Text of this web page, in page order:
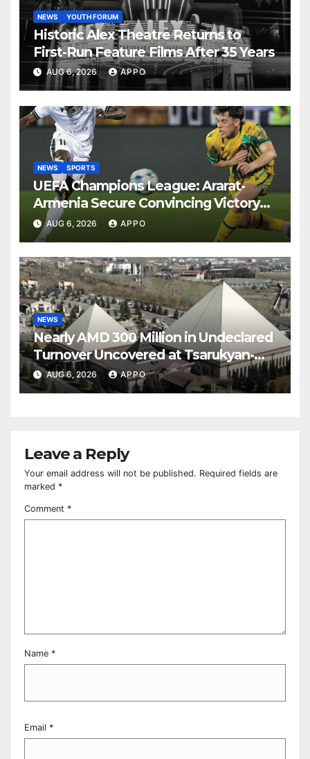
NEWS YOUTH FORUM
Historic Alex Theatre Returns to
First-Run Feature Films After 35 Years
AUG 6, 2026 APPO
NEWS SPORTS
UEFA Champions League: Ararat-
Armenia Secure Convincing Victory
Over Shamrock Rovers 2-0
AUG 6, 2026 APPO
NEWS
Nearly AMD 300 Million in Undeclared
Turnover Uncovered at Tsarukyan-
Owned Entertainment Center
AUG 6, 2026 APPO
Leave a Reply
Your email address will not be published. Required fields are
marked *
Comment *
Name *
Email *